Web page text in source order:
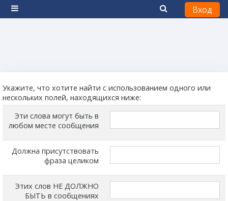
Боковая панель
Вход
Укажите, что хотите найти с использованием одного или
нескольких полей, находящихся ниже:
Эти слова могут быть в
любом месте сообщения
Должна присутствовать
фраза целиком
Этих слов НЕ ДОЛЖНО
БЫТЬ в сообщениях